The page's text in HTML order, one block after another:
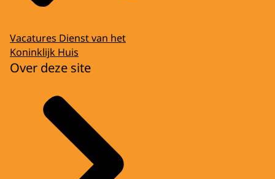
Vacatures Dienst van het
Koninklijk Huis
Over deze site